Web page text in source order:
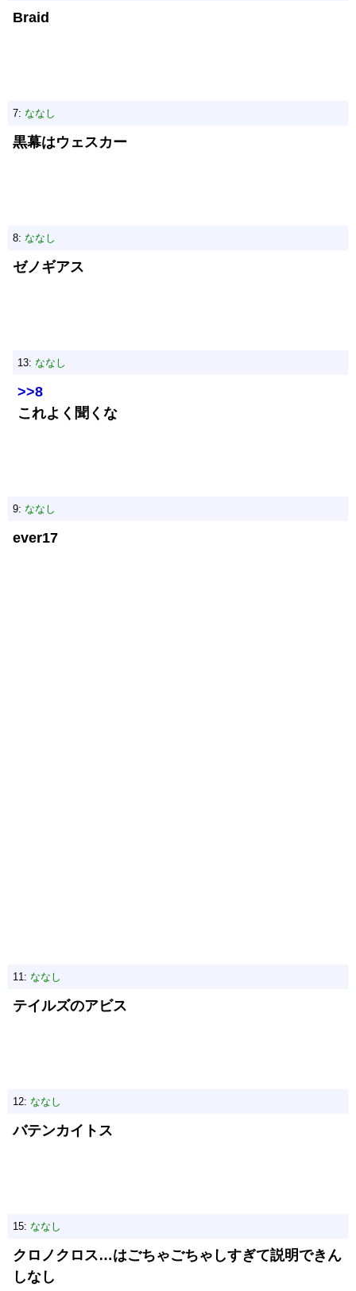
Braid
7: ななし
黒幕はウェスカー
8: ななし
ゼノギアス
13: ななし
>>8
これよく聞くな
9: ななし
ever17
11: ななし
テイルズのアビス
12: ななし
バテンカイトス
15: ななし
クロノクロス…はごちゃごちゃしすぎて説明できん
しなし